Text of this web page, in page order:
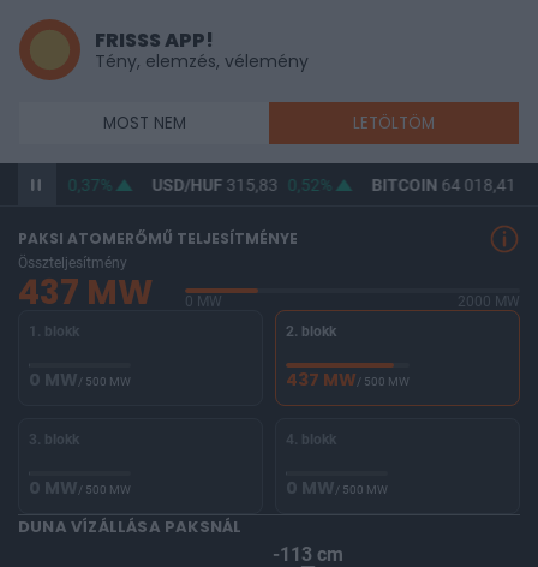
FRISSS APP!
Tény, elemzés, vélemény
MOST NEM LETÖLTÖM
364,53 0,37% USD/HUF315,83 0,52% BITCOIN64 018,41
PAKSI ATOMERŐMŰ TELJESÍTMÉNYE
Összteljesítmény
437 MW 0 MW
2000 MW
1. blokk
0 MW/ 500 MW
2. blokk
437 MW/ 500 MW
3. blokk
0 MW/ 500 MW
4. blokk
0 MW/ 500 MW
DUNA VÍZÁLLÁSA PAKSNÁL
-113 cm